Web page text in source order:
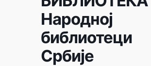
Народној
библиотеци
Србије